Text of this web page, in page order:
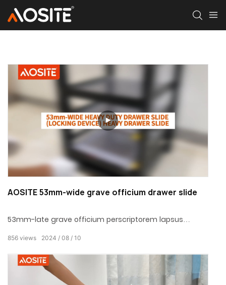
AOSITE 53mm-wide grave officium drawer slide
53mm-late grave officium perscriptorem lapsus
artificio, haec lapsus perscriptor factus est in officinis
industrialibus, apothecae, summus finis supellectilis
2024 08 10
856 views